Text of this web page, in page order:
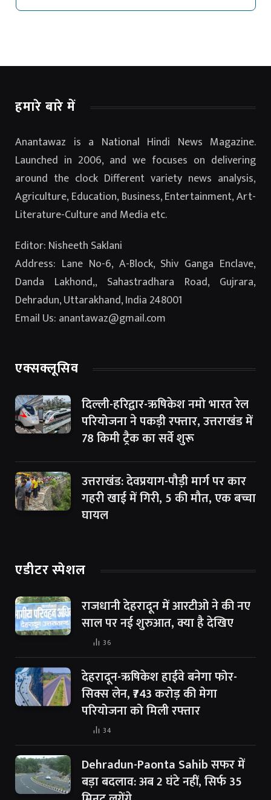
हमारे बारे में
Anantawaz is a National Hindi News Magazine.
Launched in 2006, and we focuses on delivering
around the clock Different variety news analysis,
Agriculture, Education, Business, Entertainment, Art-
Literature-Culture and Media etc.
Editor: Nisheeth Saklani
Address: Lane No-6, A-Block, Shiv Ganga Enclave,
Danda Lakhond,, Sahastradhara Road, Gujrara,
Dehradun, Uttarakhand, India 248001
Email Us: anantawaz@gmail.com
एक्सक्लूसिव
दिल्ली-हरिद्वार-ऋषिकेश नमो भारत रेल
परियोजना ने पकड़ी रफ्तार, उत्तराखंड में
78 किमी ट्रैक का सर्वे शुरू
उत्तराखंड: देवप्रयाग-पौड़ी मार्ग पर कार
गहरी खाई में गिरी, 5 की मौत, एक बच्चा
घायल
एडीटर स्पेशल
राजधानी देहरादून में आरटीओ ने की नए
साल पर नई शुरुआत, क्या है देखिए
36
देहरादून-ऋषिकेश हाईवे बनेगा फोर-
सिक्स लेन, ₹743 करोड़ की मेगा
परियोजना को मिली रफ्तार
34
Dehradun-Paonta Sahib सफर में
बड़ा बदलाव: अब 2 घंटे नहीं, सिर्फ 35